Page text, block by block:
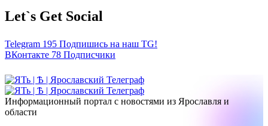
Let`s Get Social
Telegram 195 Подпишись на наш TG!
ВКонтакте 78 Подписчики
Информационный портал с новостями из Ярославля и
области